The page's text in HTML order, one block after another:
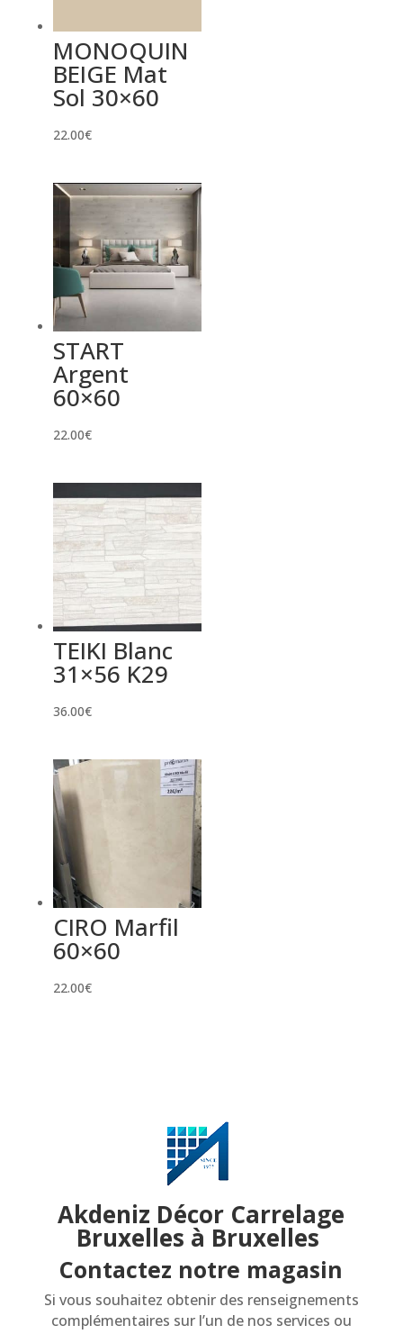
MONOQUIN
BEIGE Mat
Sol 30×60
22.00€
START
Argent
60×60
22.00€
TEIKI Blanc
31×56 K29
36.00€
CIRO Marfil
60×60
22.00€
Akdeniz Décor Carrelage
Bruxelles à Bruxelles
Contactez notre magasin
Si vous souhaitez obtenir des renseignements
complémentaires sur l’un de nos services ou